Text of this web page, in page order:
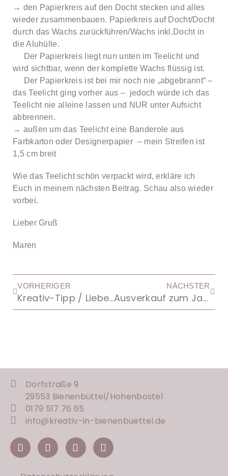
→ den Papierkreis auf den Docht stecken und alles
wieder zusammenbauen. Papierkreis auf Docht/Docht
durch das Wachs zurückführen/Wachs inkl.Docht in
die Aluhülle.
Der Papierkreis liegt nun unten im Teelicht und
wird sichtbar, wenn der komplette Wachs flüssig ist.
Der Papierkreis ist bei mir noch nie „abgebrannt“ –
das Teelicht ging vorher aus – jedoch würde ich das
Teelicht nie alleine lassen und NUR unter Aufsicht
abbrennen.
→ außen um das Teelicht eine Banderole aus
Farbkarton oder Designerpapier – mein Streifen ist
1,5 cm breit
Wie das Teelicht schön verpackt wird, erkläre ich
Euch in meinem nächsten Beitrag. Schau also wieder
vorbei.
Lieber Gruß
Maren
VORHERIGER
Kreativ-Tipp / Liebevolle Worte
NÄCHSTER
Ausverkauf zum Jahresende 2018
Dorfstraße 9
29553 Bienenbüttel/Hohenbostel
0179 517 76 65
info@kreativ-in-bienenbuettel.de